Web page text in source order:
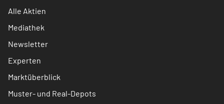
Alle Aktien
Mediathek
Newsletter
Experten
Marktüberblick
Muster- und Real-Depots